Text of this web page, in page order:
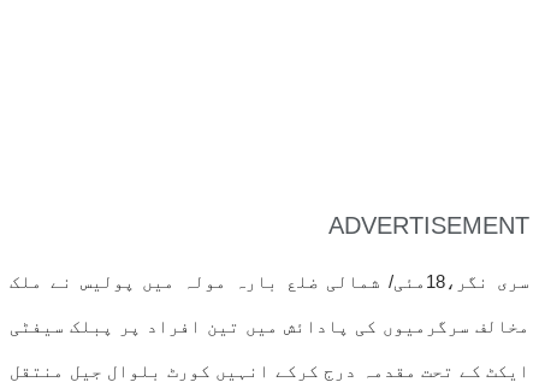
ADVERTISEMENT
سری نگر،18مئی/ شمالی ضلع بارہ مولہ میں پولیس نے ملک
مخالف سرگرمیوں کی پادائش میں تین افراد پر پبلک سیفٹی
ایکٹ کے تحت مقدمہ درج کرکے انہیں کورٹ بلوال جیل منتقل